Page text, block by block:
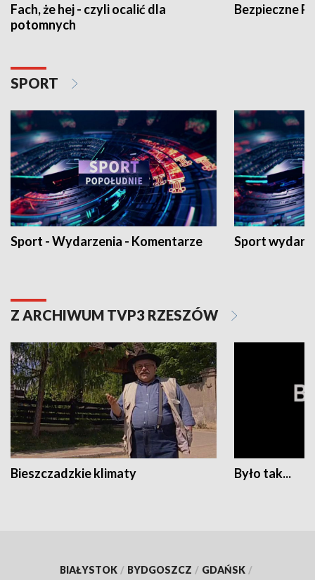
Fach, że hej - czyli ocalić dla
potomnych
Bezpieczne
SPORT
Sport - Wydarzenia - Komentarze Sport
Z ARCHIWUM TVP3 RZESZÓW
Bieszczadzkie klimaty Było tak...
BIAŁYSTOK / BYDGOSZCZ / GDAŃSK /